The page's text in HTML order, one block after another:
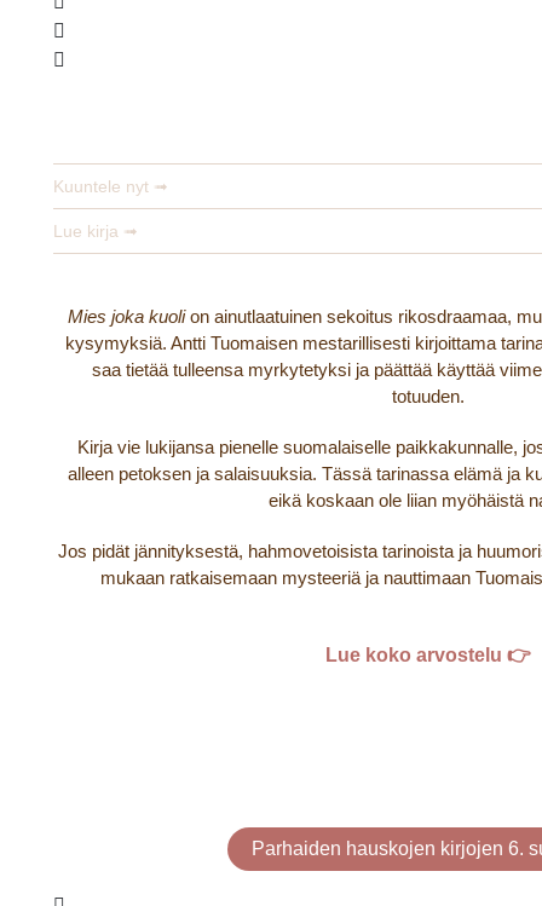
Kuuntele nyt ➟
Lue kirja ➟
Mies joka kuolion ainutlaatuinen sekoitus rikosdraamaa,
kysymyksiä. Antti Tuomaisen mestarillisesti kirjoittama
saa tietää tulleensa myrkytetyksi ja päättää käyttää
totuuden.
Kirja vie lukijansa pienelle suomalaiselle paikkakunnalle,
alleen petoksen ja salaisuuksia. Tässä tarinassa elämä ja
eikä koskaan ole liian myöhäistä
Jos pidät jännityksestä, hahmovetoisista tarinoista ja
mukaan ratkaisemaan mysteeriä ja nauttimaan
Lue koko arvostelu 👉
Parhaiden hauskojen kirjojen 6.